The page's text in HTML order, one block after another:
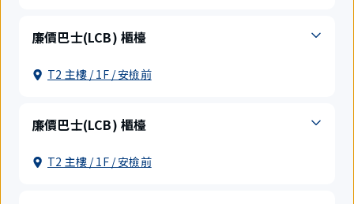
廉價巴士(LCB) 櫃檯
T2 主樓 / 1F / 安檢前
廉價巴士(LCB) 櫃檯
T2 主樓 / 1F / 安檢前